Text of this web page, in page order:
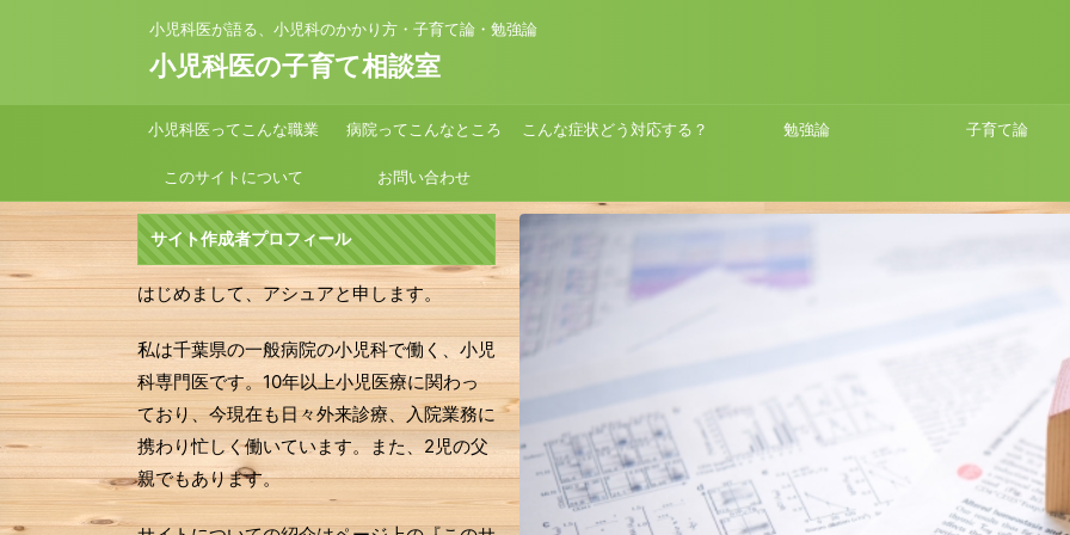
小児科医が語る、小児科のかかり方・子育て論・勉強論
小児科医の子育て相談室
小児科医ってこんな職業 病院ってこんなところ こんな症状どう対応する？ 勉強論 子育て論
このサイトについて お問い合わせ
サイト作成者プロフィール
はじめまして、アシュアと申します。
私は千葉県の一般病院の小児科で働く、小児
科専門医です。10年以上小児医療に関わっ
ており、今現在も日々外来診療、入院業務に
携わり忙しく働いています。また、2児の父
親でもあります。